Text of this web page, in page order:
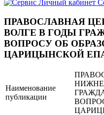
ПРАВОСЛАВНАЯ
ВОЛГЕ В ГОДЫ
ВОПРОСУ ОБ
ЦАРИЦЫНСКОЙ
Наименование
публикации